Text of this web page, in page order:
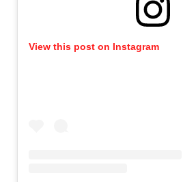
View this post on Instagram